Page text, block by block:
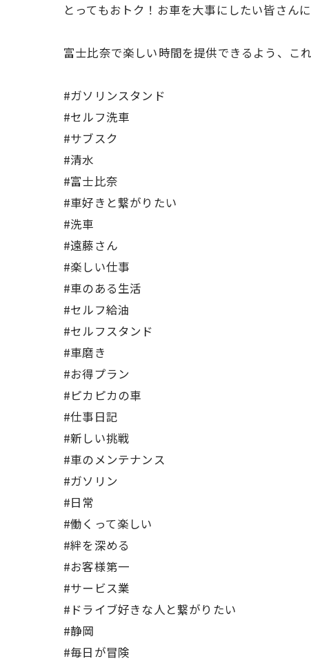
とってもおトク！お車を大事にしたい皆さん
富士比奈で楽しい時間を提供できるよう、こ
#ガソリンスタンド
#セルフ洗車
#サブスク
#清水
#富士比奈
#車好きと繋がりたい
#洗車
#遠藤さん
#楽しい仕事
#車のある生活
#セルフ給油
#セルフスタンド
#車磨き
#お得プラン
#ピカピカの車
#仕事日記
#新しい挑戦
#車のメンテナンス
#ガソリン
#日常
#働くって楽しい
#絆を深める
#お客様第一
#サービス業
#ドライブ好きな人と繋がりたい
#静岡
#毎日が冒険